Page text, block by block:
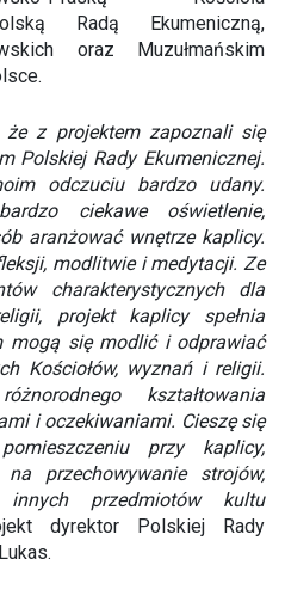
Radą Ekumeniczną,
oraz Muzułmańskim
że z projektem zapoznali się
Polskiej Rady Ekumenicznej.
odczuciu bardzo udany.
ciekawe oświetlenie,
aranżować wnętrze kaplicy.
modlitwie i medytacji. Ze
charakterystycznych dla
projekt kaplicy spełnia
mogą się modlić i odprawiać
Kościołów, wyznań i religii.
kształtowania
i oczekiwaniami. Cieszę się
przy kaplicy,
przechowywanie strojów,
przedmiotów kultu
dyrektor Polskiej Rady